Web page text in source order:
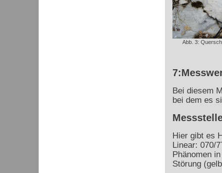
Abb. 3:
Bei diesem
bei dem es
Hier gibt es
Linear: 070/
Phänomen
Störung